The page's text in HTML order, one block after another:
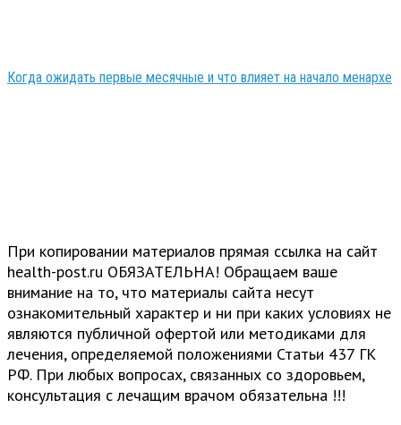
Когда ожидать первые месячные и что влияет на начало менархе
При копировании материалов прямая ссылка на сайт
health-post.ru ОБЯЗАТЕЛЬНА! Обращаем ваше
внимание на то, что материалы сайта несут
ознакомительный характер и ни при каких условиях не
являются публичной офертой или методиками для
лечения, определяемой положениями Статьи 437 ГК
РФ. При любых вопросах, связанных со здоровьем,
консультация с лечащим врачом обязательна !!!